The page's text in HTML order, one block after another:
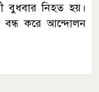
বুধবার নিহত হয়।
বন্ধ করে আন্দোলন